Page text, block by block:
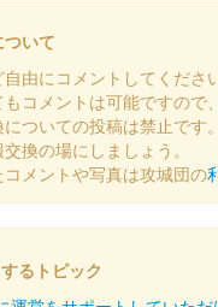
に開催されたお城EXPO
城印 出張！お城EXPO
いて
由にコメントしてくださ
コメントは可能ですので
ついての投稿は禁止です
換の場にしましょう。
コメントや写真は攻城団の
るトピック